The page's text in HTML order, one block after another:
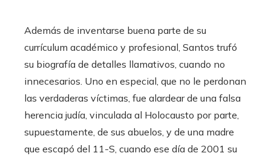
Además de inventarse buena parte de su
currículum académico y profesional, Santos trufó
su biografía de detalles llamativos, cuando no
innecesarios. Uno en especial, que no le perdonan
las verdaderas víctimas, fue alardear de una falsa
herencia judía, vinculada al Holocausto por parte,
supuestamente, de sus abuelos, y de una madre
que escapó del 11-S, cuando ese día de 2001 su